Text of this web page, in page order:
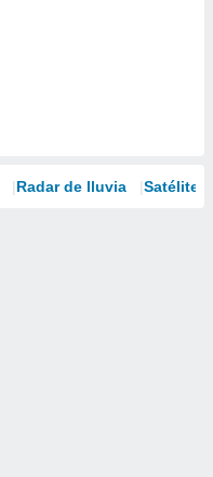
Radar de lluvia Satélites